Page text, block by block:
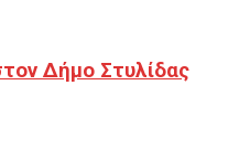
Δήμο Στυλίδας